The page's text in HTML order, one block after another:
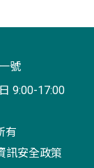
號
9:00-17:00
有
訊安全政策